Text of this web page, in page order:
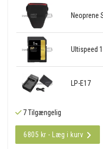
Neoprene
Ultispeed
LP-E17
7 Tilgængelig
6805 kr - Læg i kurv